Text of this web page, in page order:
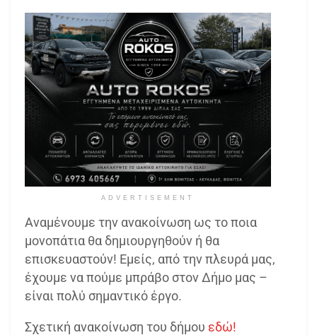
ADVERTISEMENT
Αναμένουμε την ανακοίνωση ως το ποια
μονοπάτια θα δημιουργηθούν ή θα
επισκευαστούν! Εμείς, από την πλευρά μας,
έχουμε να πούμε μπράβο στον Δήμο μας –
είναι πολύ σημαντικό έργο.
Σχετική ανακοίνωση του δήμου εδώ!